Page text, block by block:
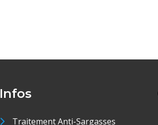
Infos
Traitement Anti-Sargasses